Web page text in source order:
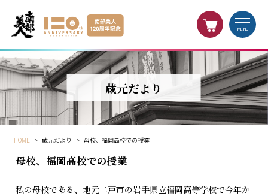
MENU
蔵元だより
HOME > 蔵元だより > 母校、福岡高校での授業
母校、福岡高校での授業
私の母校である、地元二戸市の岩手県立福岡高等学校で今年か